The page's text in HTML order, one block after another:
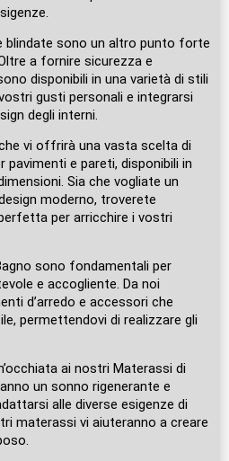
blindate sono un altro punto forte
a fornire sicurezza e
disponibili in una varietà di stili
gusti personali e integrarsi
degli interni.
vi offrirà una vasta scelta di
pavimenti e pareti, disponibili in
Sia che vogliate un
moderno, troverete
per arricchire i vostri
sono fondamentali per
e accogliente. Da noi
d’arredo e accessori che
permettendovi di realizzare gli
ai nostri Materassi di
un sonno rigenerante e
alle diverse esigenze di
materassi vi aiuteranno a creare